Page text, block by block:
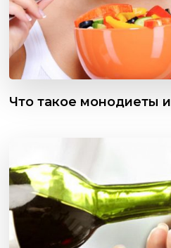
Что такое монодиеты